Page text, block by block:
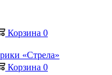
Корзина 0
Корзина 0